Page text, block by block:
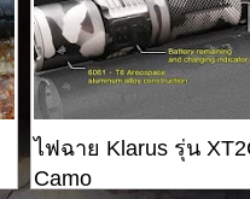
ไฟฉาย Klarus รุ่น
Camo